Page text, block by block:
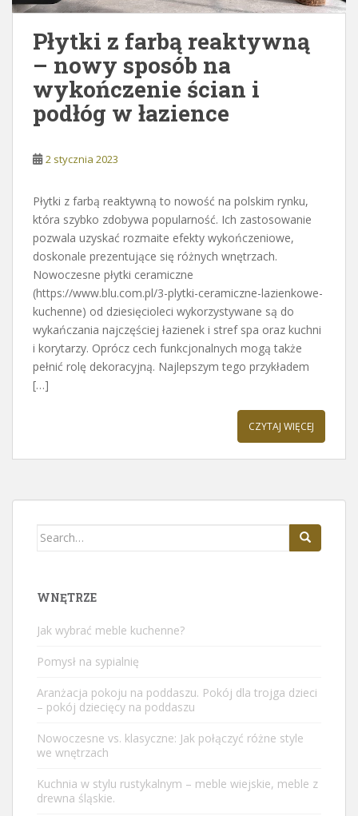
Płytki z farbą reaktywną
– nowy sposób na
wykończenie ścian i
podłóg w łazience
2 stycznia 2023
Płytki z farbą reaktywną to nowość na polskim rynku,
która szybko zdobywa popularność. Ich zastosowanie
pozwala uzyskać rozmaite efekty wykończeniowe,
doskonale prezentujące się różnych wnętrzach.
Nowoczesne płytki ceramiczne
(https://www.blu.com.pl/3-plytki-ceramiczne-lazienkowe-
kuchenne) od dziesięcioleci wykorzystywane są do
wykańczania najczęściej łazienek i stref spa oraz kuchni
i korytarzy. Oprócz cech funkcjonalnych mogą także
pełnić rolę dekoracyjną. Najlepszym tego przykładem
[…]
CZYTAJ WIĘCEJ
Search
WNĘTRZE
Jak wybrać meble kuchenne?
Pomysł na sypialnię
Aranżacja pokoju na poddaszu. Pokój dla trojga dzieci
– pokój dziecięcy na poddaszu
Nowoczesne vs. klasyczne: Jak połączyć różne style
we wnętrzach
Kuchnia w stylu rustykalnym – meble wiejskie, meble z
drewna śląskie.